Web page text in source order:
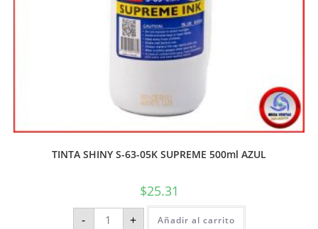
TINTA SHINY S-63-05K SUPREME 500ml AZUL
$25.31
- + Añadir al carrito